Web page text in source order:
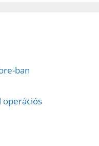
ban
operációs